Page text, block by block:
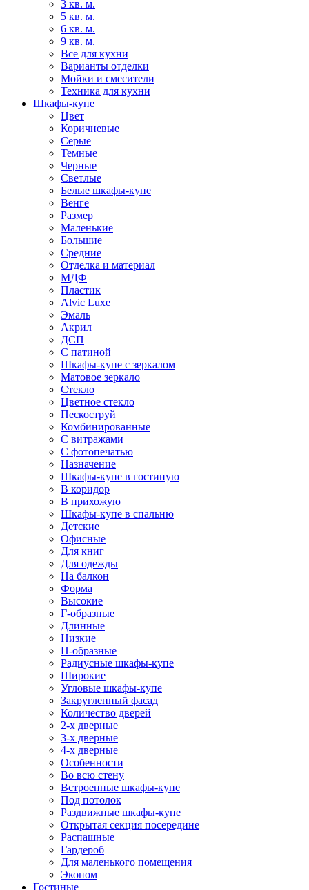
3 кв. м.
5 кв. м.
6 кв. м.
9 кв. м.
Все для кухни
Варианты отделки
Мойки и смесители
Техника для кухни
Шкафы-купе
Цвет
Коричневые
Серые
Темные
Черные
Светлые
Белые шкафы-купе
Венге
Размер
Маленькие
Большие
Средние
Отделка и материал
МДФ
Пластик
Alvic Luxe
Эмаль
Акрил
ДСП
С патиной
Шкафы-купе с зеркалом
Матовое зеркало
Стекло
Цветное стекло
Пескоструй
Комбинированные
С витражами
С фотопечатью
Назначение
Шкафы-купе в гостиную
В коридор
В прихожую
Шкафы-купе в спальню
Детские
Офисные
Для книг
Для одежды
На балкон
Форма
Высокие
Г-образные
Длинные
Низкие
П-образные
Радиусные шкафы-купе
Широкие
Угловые шкафы-купе
Закругленный фасад
Количество дверей
2-х дверные
3-х дверные
4-х дверные
Особенности
Во всю стену
Встроенные шкафы-купе
Под потолок
Раздвижные шкафы-купе
Открытая секция посередине
Распашные
Гардероб
Для маленького помещения
Эконом
Гостиные